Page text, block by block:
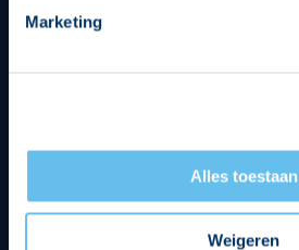
Marketing
Alles toestaan
Weigeren